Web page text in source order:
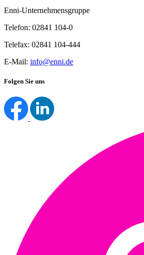
Enni-Unternehmensgruppe
Telefon: 02841 104-0
Telefax: 02841 104-444
E-Mail: info@enni.de
Folgen Sie uns